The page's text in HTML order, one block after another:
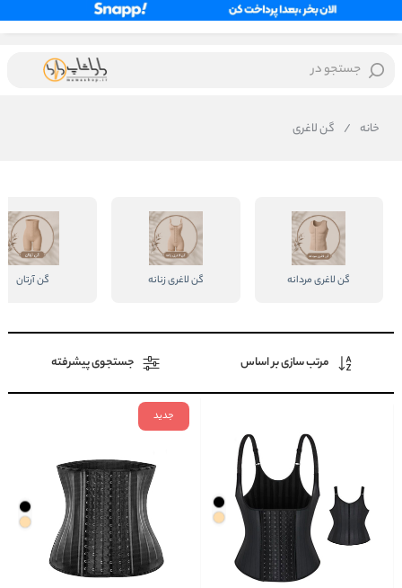
جستجو در
خانه / گن لاغری
گن لاغری مردانه گن لاغری زنانه گن آرتان
مرتب سازی بر اساس جستجوی پیشرفته
جدید